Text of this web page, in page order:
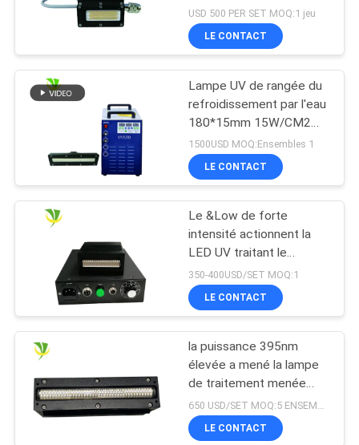
de puissance élevée de
la longueur d'onde
395nm de la taille 50x20
USD 500 PER SET MOQ:1 jeu
LE CONTACT
Lampe UV de rangée du
refroidissement par l'eau
180*15mm 15W/CM2
395nm LED
1500USD MOQ:Ensembles 1
LE CONTACT
Le &Low de forte
intensité actionnent la
LED UV traitant le
dessiccateur UV de
lampe pour l'encre
traitée
350-400USD/SET MOQ:1
LE CONTACT
la puissance 395nm
élevée a mené la lampe
de traitement menée
ultra-violette pour
l'imprimante UV à plat
LE CONTACT